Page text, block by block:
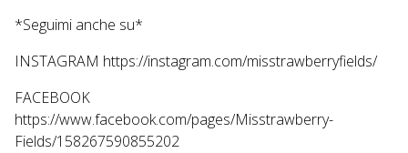
*Seguimi anche su*
INSTAGRAM https://instagram.com/misstrawberryfields/
FACEBOOK
https://www.facebook.com/pages/Misstrawberry-
Fields/158267590855202